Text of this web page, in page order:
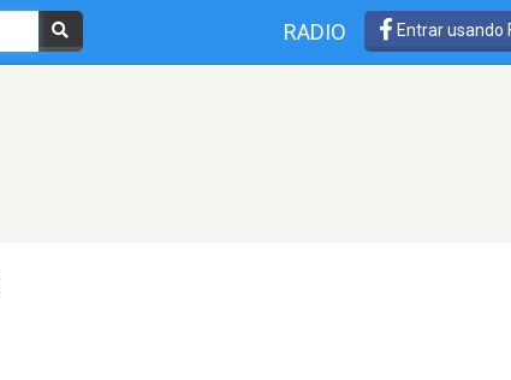
RADIO Entrar usando